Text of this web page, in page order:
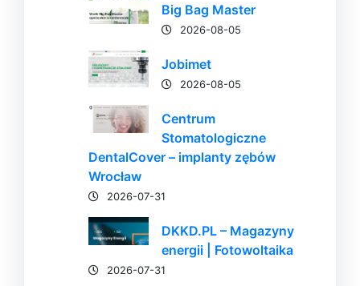
Big Bag Master
2026-08-05
Jobimet
2026-08-05
Centrum
Stomatologiczne
DentalCover – implanty zębów
Wrocław
2026-07-31
DKKD.PL – Magazyny
energii | Fotowoltaika
2026-07-31